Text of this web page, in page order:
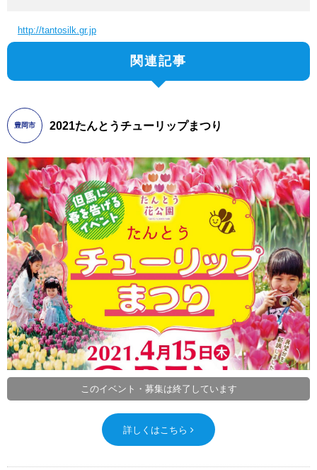
http://tantosilk.gr.jp
関連記事
豊岡市 2021たんとうチューリップまつり
このイベント・募集は終了しています
詳しくはこちら